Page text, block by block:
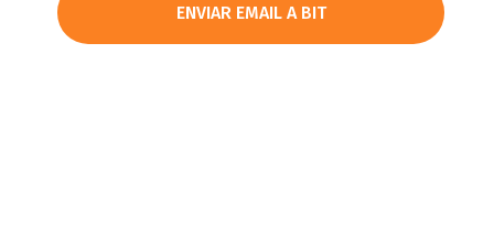
ENVIAR EMAIL A BIT